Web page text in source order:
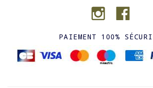
PAIEMENT 100%